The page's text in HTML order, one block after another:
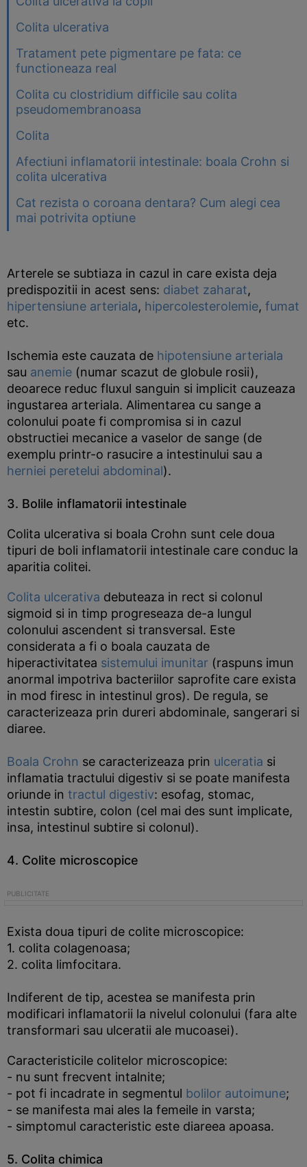
Colita ulcerativa
Tratament pete pigmentare pe fata: ce
functioneaza real
Colita cu clostridium difficile sau colita
pseudomembranoasa
Colita
Afectiuni inflamatorii intestinale: boala Crohn si
colita ulcerativa
Cat rezista o coroana dentara? Cum alegi cea
mai potrivita optiune
Arterele se subtiaza in cazul in care exista deja
predispozitii in acest sens: diabet zaharat,
hipertensiune arteriala, hipercolesterolemie, fumat
etc.
Ischemia este cauzata de hipotensiune arteriala
sau anemie (numar scazut de globule rosii),
deoarece reduc fluxul sanguin si implicit cauzeaza
ingustarea arteriala. Alimentarea cu sange a
colonului poate fi compromisa si in cazul
obstructiei mecanice a vaselor de sange (de
exemplu printr-o rasucire a intestinului sau a
herniei peretelui abdominal).
3. Bolile inflamatorii intestinale
Colita ulcerativa si boala Crohn sunt cele doua
tipuri de boli inflamatorii intestinale care conduc la
aparitia colitei.
Colita ulcerativa debuteaza in rect si colonul
sigmoid si in timp progreseaza de-a lungul
colonului ascendent si transversal. Este
considerata a fi o boala cauzata de
hiperactivitatea sistemului imunitar (raspuns imun
anormal impotriva bacteriilor saprofite care exista
in mod firesc in intestinul gros). De regula, se
caracterizeaza prin dureri abdominale, sangerari si
diaree.
Boala Crohn se caracterizeaza prin ulceratia si
inflamatia tractului digestiv si se poate manifesta
oriunde in tractul digestiv: esofag, stomac,
intestin subtire, colon (cel mai des sunt implicate,
insa, intestinul subtire si colonul).
4. Colite microscopice
Exista doua tipuri de colite microscopice:
1. colita colagenoasa;
2. colita limfocitara.
Indiferent de tip, acestea se manifesta prin
modificari inflamatorii la nivelul colonului (fara alte
transformari sau ulceratii ale mucoasei).
Caracteristicile colitelor microscopice:
- nu sunt frecvent intalnite;
- pot fi incadrate in segmentul bolilor autoimune;
- se manifesta mai ales la femeile in varsta;
- simptomul caracteristic este diareea apoasa.
5. Colita chimica